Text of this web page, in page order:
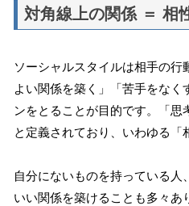
対角線上の関係 ＝ 相
ソーシャルスタイルは相手の
よい関係を築く」「苦手をなく
ンをとることが目的です。「思
と定義されており、いわゆる「
自分にないものを持っている人
いい関係を築けることも多々あ